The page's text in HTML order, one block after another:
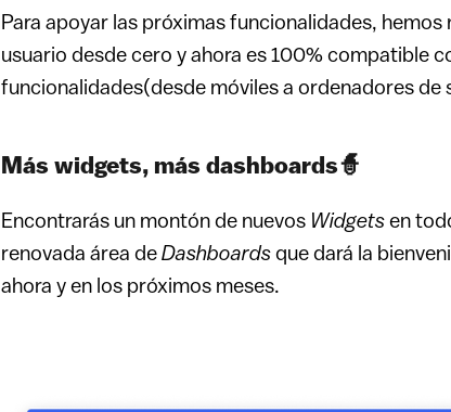
Para apoyar las próximas funcionalidades,
usuario desde cero y ahora es 100% compatible
funcionalidades(desde móviles a ordenadores de
Más widgets, más dashboards🧙
Encontrarás un montón de nuevos Widgets en
renovada área de Dashboards que dará la
ahora y en los próximos meses.